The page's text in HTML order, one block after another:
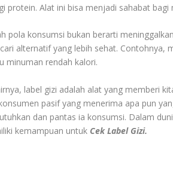
protein. Alat ini bisa menjadi sahabat
pola konsumsi bukan berarti
alternatif yang lebih sehat. Contohnya,
minuman rendah kalori.
label gizi adalah alat yang memberi
pasif yang menerima apa pun
dan pantas ia konsumsi. Dalam
kemampuan untuk Cek Label Gizi.